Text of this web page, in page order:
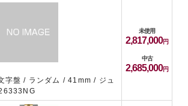
字盤 / ランダム / 41mm / ジュ
未使用
2,817,000
中古
2,685,000